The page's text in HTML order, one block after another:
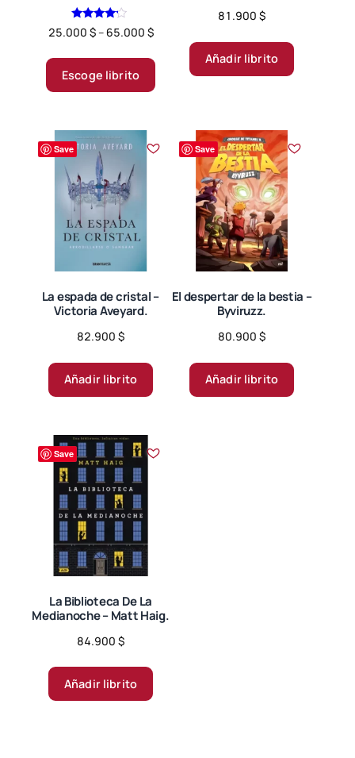
Valorado
en
de 5
25.000 $– 65.000 $Price
25.000 $
Escoge librito
producto
tiene
variantes.
Las
opciones
pueden
página
81.900 $
Añadir librito
Save
La espada de cristal –
Victoria Aveyard.
82.900 $
Añadir librito
Save
El despertar de la bestia –
Byviruzz.
80.900 $
Añadir librito
Save
La Biblioteca De La
Medianoche – Matt Haig.
84.900 $
Añadir librito